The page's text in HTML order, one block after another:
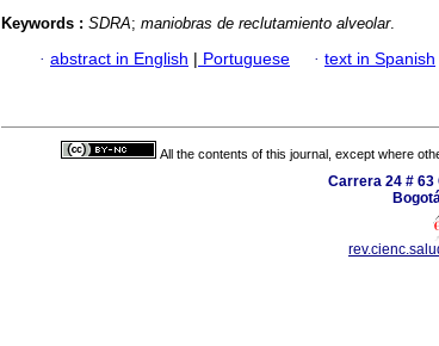
Keywords : SDRA; maniobras de reclutamiento alveolar.
· abstract in English Portuguese · text in Spanish
All the contents of this journal, except where
Carrera 24 # 63